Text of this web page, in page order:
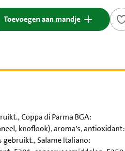
Toevoegen aan mandje
Coppa di Parma BGA:
knoflook), aroma's, antioxidant:
gebruikt., Salame Italiano: